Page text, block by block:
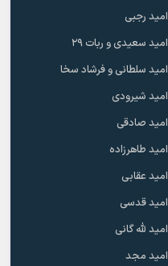
امید رجبی
امید سعیدی و ربات ۲۹
امید سلطانی و فرشاد سخا
امید شیرودی
امید صادقی
امید طاهرزاده
امید عقابی
امید قدسی
امید لله گانی
امید مجد